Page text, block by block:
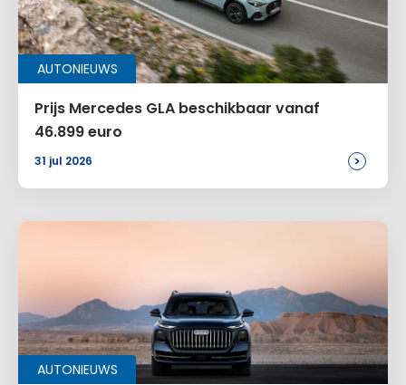
AUTONIEUWS
Prijs Mercedes GLA beschikbaar vanaf
46.899 euro
31 jul 2026 >
AUTONIEUWS